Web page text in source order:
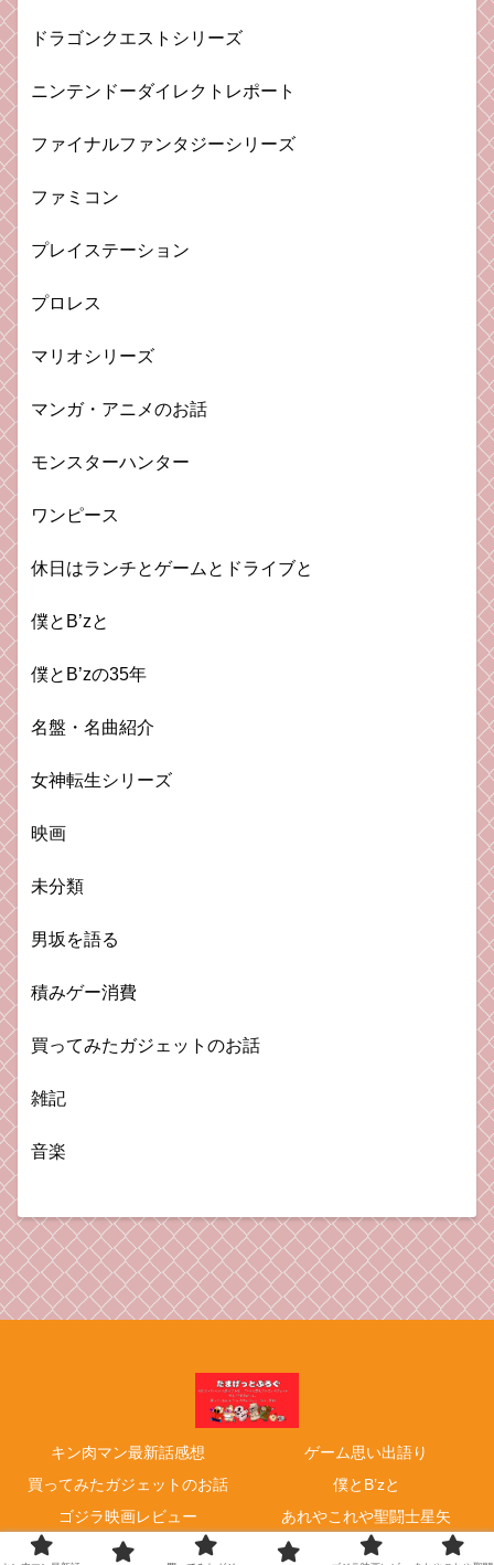
ドラゴンクエストシリーズ
ニンテンドーダイレクトレポート
ファイナルファンタジーシリーズ
ファミコン
プレイステーション
プロレス
マリオシリーズ
マンガ・アニメのお話
モンスターハンター
ワンピース
休日はランチとゲームとドライブと
僕とB’zと
僕とB’zの35年
名盤・名曲紹介
女神転生シリーズ
映画
未分類
男坂を語る
積みゲー消費
買ってみたガジェットのお話
雑記
音楽
キン肉マン最新話感想
ゲーム思い出語り
買ってみたガジェットのお話
僕とB’zと
ゴジラ映画レビュー
あれやこれや聖闘士星矢
© 2017 たまげっとぶろぐ 〜ゲームやキン肉マン、時々、奥様.